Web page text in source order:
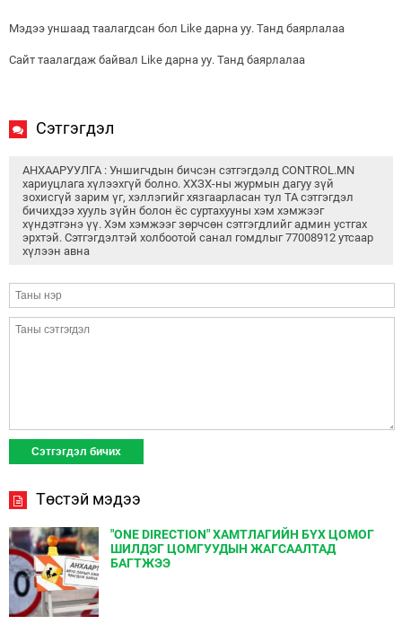
Мэдээ уншаад таалагдсан бол Like дарна уу. Танд баярлалаа
Сайт таалагдаж байвал Like дарна уу. Танд баярлалаа
Сэтгэгдэл
АНХААРУУЛГА : Уншигчдын бичсэн сэтгэгдэлд CONTROL.MN
хариуцлага хүлээхгүй болно. ХХЗХ-ны журмын дагуу зүй
зохисгүй зарим үг, хэллэгийг хязгаарласан тул ТА сэтгэгдэл
бичихдээ хууль зүйн болон ёс суртахууны хэм хэмжээг
хүндэтгэнэ үү. Хэм хэмжээг зөрчсөн сэтгэгдлийг админ устгах
эрхтэй. Сэтгэгдэлтэй холбоотой санал гомдлыг 77008912 утсаар
хүлээн авна
Төстэй мэдээ
"ONE DIRECTION" ХАМТЛАГИЙН БҮХ ЦОМОГ
ШИЛДЭГ ЦОМГУУДЫН ЖАГСААЛТАД
БАГТЖЭЭ